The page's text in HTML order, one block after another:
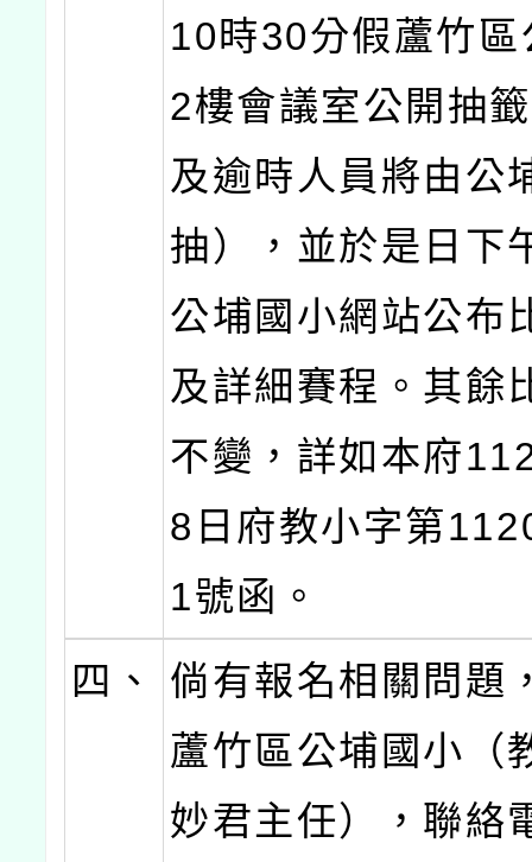
10時30分假蘆竹
2樓會議室公開抽
及逾時人員將由公
抽），並於是日下
公埔國小網站公布
及詳細賽程。其餘
不變，詳如本府
8日府教小字第
1號函。
四、
倘有報名相關問題
蘆竹區公埔國小（
妙君主任），聯絡